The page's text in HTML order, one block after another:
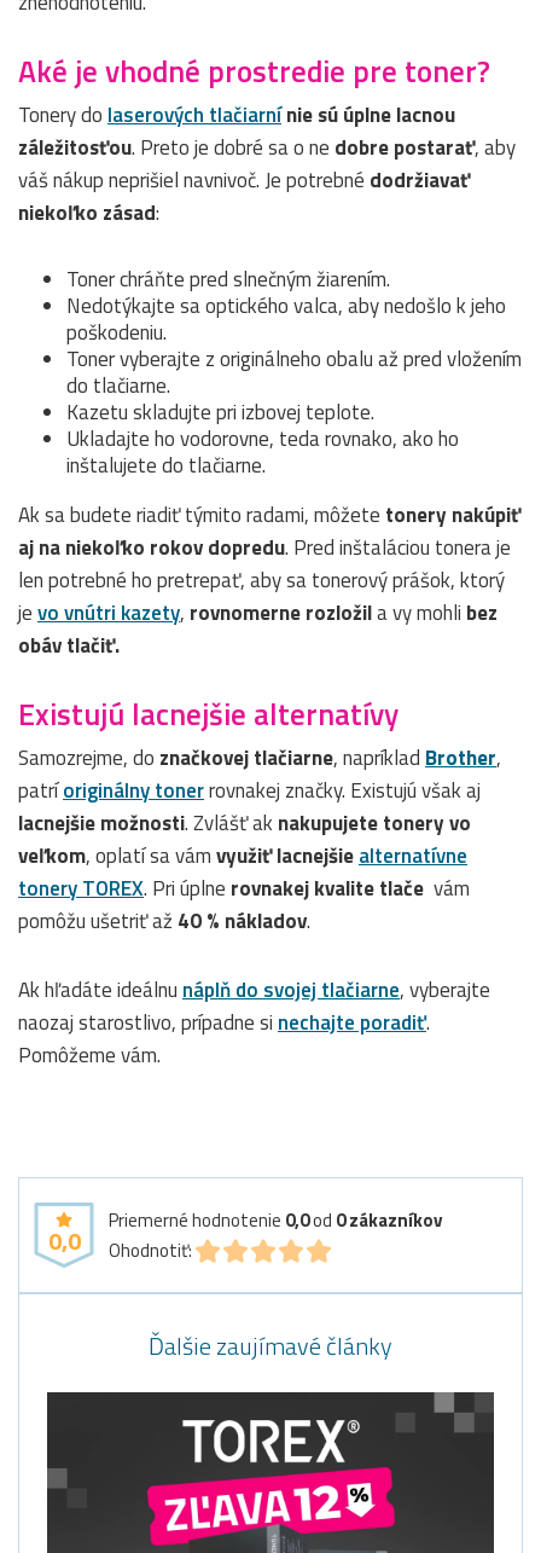
Aké je vhodné prostredie pre toner?
Tonery dolaserových tlačiarnínie sú úplne lacnou
záležitosťou. Preto je dobré sa o ne dobre postarať, aby
váš nákup neprišiel navnivoč. Je potrebné dodržiavať
niekoľko zásad:
Toner chráňte pred slnečným žiarením.
Nedotýkajte sa optického valca, aby nedošlo k jeho
poškodeniu.
Toner vyberajte z originálneho obalu až pred vložením
do tlačiarne.
Kazetu skladujte pri izbovej teplote.
Ukladajte ho vodorovne, teda rovnako, ako ho
inštalujete do tlačiarne.
Ak sa budete riadiť týmito radami, môžete tonery nakúpiť
aj na niekoľko rokov dopredu. Pred inštaláciou tonera je
len potrebné ho pretrepať, aby sa tonerový prášok, ktorý
jevo vnútri kazety, rovnomerne rozložila vy mohli bez
obáv tlačiť.
Existujú lacnejšie alternatívy
Samozrejme, do značkovej tlačiarne, napríkladBrother,
patríoriginálny tonerrovnakej značky. Existujú však aj
lacnejšie možnosti. Zvlášť ak nakupujete tonery vo
veľkom, oplatí sa vámvyužiť lacnejšiealternatívne
tonery TOREX. Pri úplne rovnakej kvalite tlače vám
pomôžu ušetriť až 40 % nákladov.
Ak hľadáte ideálnunáplň do svojej tlačiarne, vyberajte
naozaj starostlivo, prípadne sinechajte poradiť.
Pomôžeme vám.
0,0
Priemerné hodnotenie 0,0od 0zákazníkov
Ohodnotiť:
Ďalšie zaujímavé články